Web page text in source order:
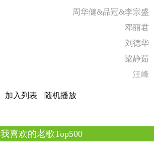
周华健&品冠&李宗盛
邓丽君
刘德华
梁静茹
汪峰
加入列表 随机播放
我喜欢的老歌Top500